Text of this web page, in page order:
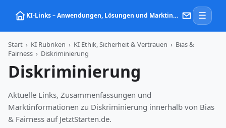
KI‑Links – Anwendungen, Lösungen und Marktinformationen zu Künstlicher Intelligenz ☰
Start › KI Rubriken › KI Ethik, Sicherheit & Vertrauen › Bias &
Fairness › Diskriminierung
Diskriminierung
Aktuelle Links, Zusammenfassungen und
Marktinformationen zu Diskriminierung innerhalb von Bias
& Fairness auf JetztStarten.de.